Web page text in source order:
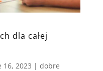
dla całej
16, 2023 | dobre